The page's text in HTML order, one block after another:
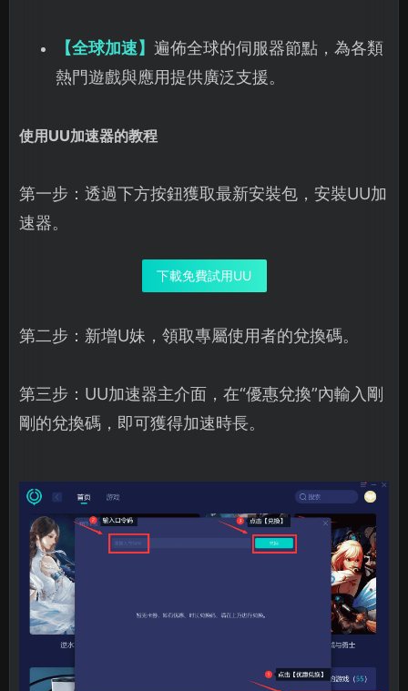
【全球加速】 遍佈全球的伺服器節點，為各類
熱門遊戲與應用提供廣泛支援。
使用UU加速器的教程
第一步：透過下方按鈕獲取最新安裝包，安裝UU加
速器。
下載免費試用UU
第二步：新增U妹，領取專屬使用者的兌換碼。
第三步：UU加速器主介面，在“優惠兌換”內輸入剛
剛的兌換碼，即可獲得加速時長。